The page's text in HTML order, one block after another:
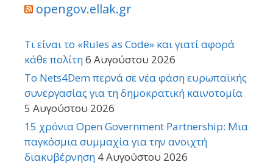
opengov.ellak.gr
Τι είναι το «Rules as Code» και γιατί αφορά
κάθε πολίτη6 Αυγούστου 2026
Το Nets4Dem περνά σε νέα φάση ευρωπαϊκής
συνεργασίας για τη δημοκρατική καινοτομία
5 Αυγούστου 2026
15 χρόνια Open Government Partnership: Μια
παγκόσμια συμμαχία για την ανοιχτή
διακυβέρνηση 4 Αυγούστου 2026